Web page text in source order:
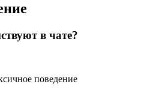
в чате?
поведение